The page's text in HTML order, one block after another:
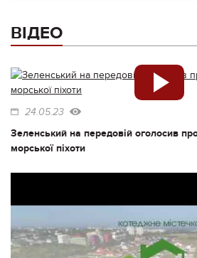
ВІДЕО
24.05.23
Зеленський на передовій оголосив
морської піхоти